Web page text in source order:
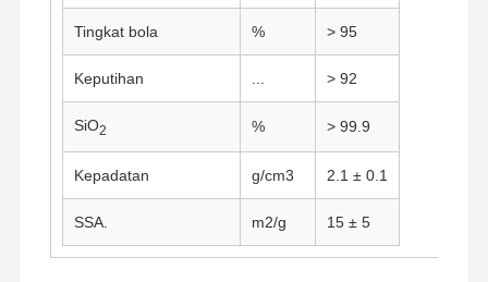
Tingkat bola % > 95
Keputihan > 92
SiO2 % > 99.9
Kepadatan g/cm3 2.1 ± 0.1
SSA. m2/g 15 ± 5